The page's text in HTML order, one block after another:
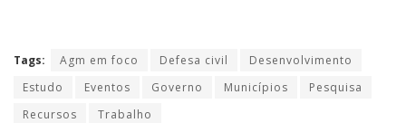
Tags: Agm em foco Defesa civil
Desenvolvimento
Estudo
Eventos Governo Municípios
Pesquisa
Recursos
Trabalho